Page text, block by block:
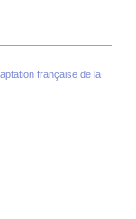
française de la